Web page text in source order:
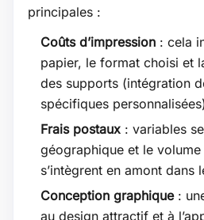
principales :
Coûts d’impression : cela
papier, le format choisi et
des supports (intégration
spécifiques
Frais postaux : variables
géographique et le volume
s’intègrent en amont dans
Conception graphique:
au design attractif et à